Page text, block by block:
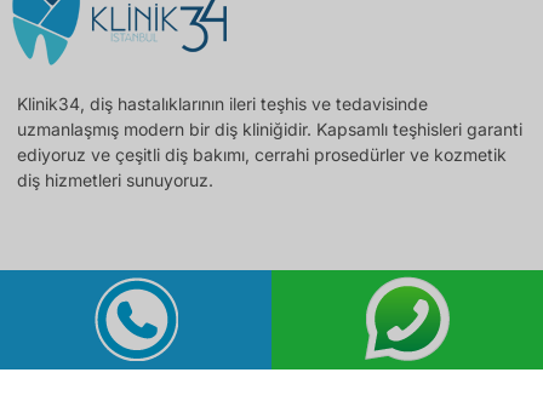
Klinik34, diş hastalıklarının ileri teşhis ve tedavisinde
uzmanlaşmış modern bir diş kliniğidir. Kapsamlı teşhisleri garanti
ediyoruz ve çeşitli diş bakımı, cerrahi prosedürler ve kozmetik
diş hizmetleri sunuyoruz.
klinik34 2025. Tüm Hakları Saklıdır